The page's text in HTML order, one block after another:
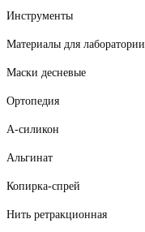
Инструменты
Материалы для лаборатории
Маски десневые
Ортопедия
А-силикон
Альгинат
Копирка-спрей
Нить ретракционная